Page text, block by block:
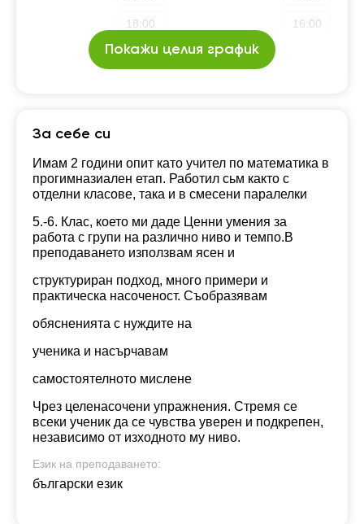
18:00 16:00
Покажи целия график
За себе си
Имам 2 години опит като учител по математика в
прогимназиален етап. Работил сьм както с
отделни класове, така и в смесени паралелки
5.-6. Клас, което ми даде Ценни умения за
работа с групи на различно ниво и темпо.В
преподаването използвам ясен и
структуриран подход, много примери и
практическа насоченост. Съобразявам
обясненията с нуждите на
ученика и насърчавам
самостоятелното мислене
Чрез целенасочени упражнения. Стремя се
всеки ученик да се чувства уверен и подкрепен,
независимо от изходното му ниво.
Език на преподаването:
български език